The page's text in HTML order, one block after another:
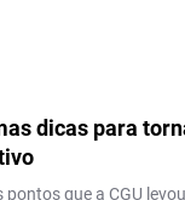
dicas para
que a CGU